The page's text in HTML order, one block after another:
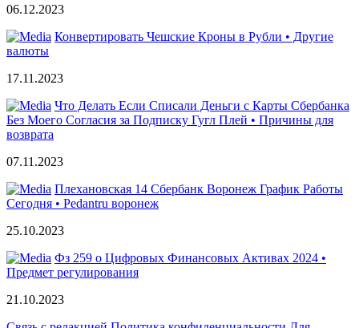
06.12.2023
Конвертировать Чешские Кроны в Рубли • Другие
валюты
17.11.2023
Что Делать Если Списали Деньги с Карты Сбербанка
Без Моего Согласия за Подписку Гугл Плей • Причины для
возврата
07.11.2023
Плехановская 14 Сбербанк Воронеж График Работы
Сегодня • Pedantru воронеж
25.10.2023
Фз 259 о Цифровых Финансовых Активах 2024 •
Предмет регулирования
21.10.2023